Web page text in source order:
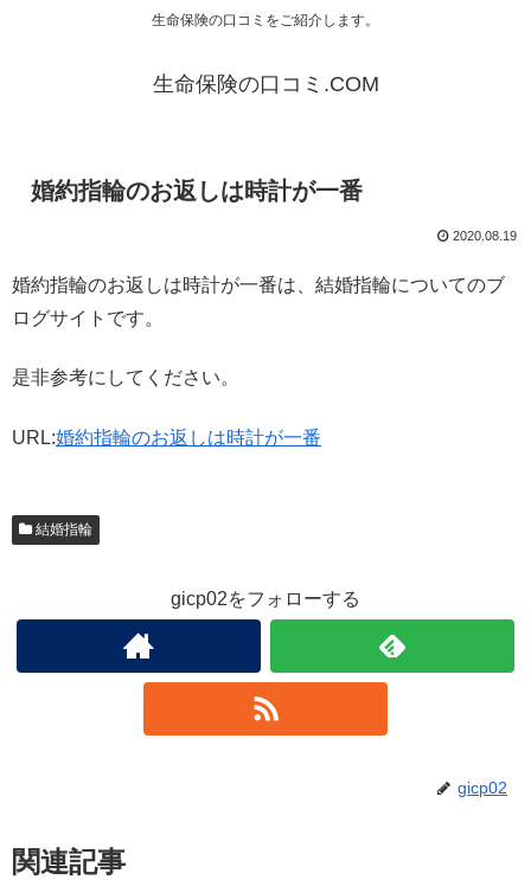
生命保険の口コミをご紹介します。
生命保険の口コミ.COM
婚約指輪のお返しは時計が一番
2020.08.19
婚約指輪のお返しは時計が一番は、結婚指輪についてのブ
ログサイトです。
是非参考にしてください。
URL:婚約指輪のお返しは時計が一番
結婚指輪
gicp02をフォローする
gicp02
関連記事